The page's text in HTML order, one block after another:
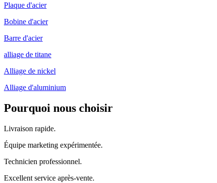
Plaque d'acier
Bobine d'acier
Barre d'acier
alliage de titane
Alliage de nickel
Alliage d'aluminium
Pourquoi nous choisir
Livraison rapide.
Équipe marketing expérimentée.
Technicien professionnel.
Excellent service après-vente.